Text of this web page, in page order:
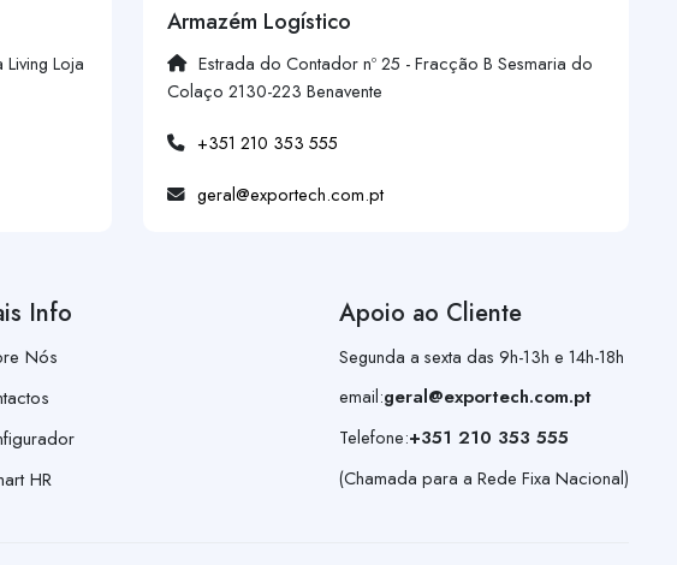
Loja
Armazém Logístico
Estrada do Contador nº 25 - Fracção B Sesmaria do
Colaço 2130-223 Benavente
+351 210 353 555
geral@exportech.com.pt
Info
Nós
HR
Apoio ao Cliente
Segunda a sexta das 9h-13h e 14h-18h
email:geral@exportech.com.pt
Telefone:+351 210 353 555
(Chamada para a Rede Fixa Nacional)